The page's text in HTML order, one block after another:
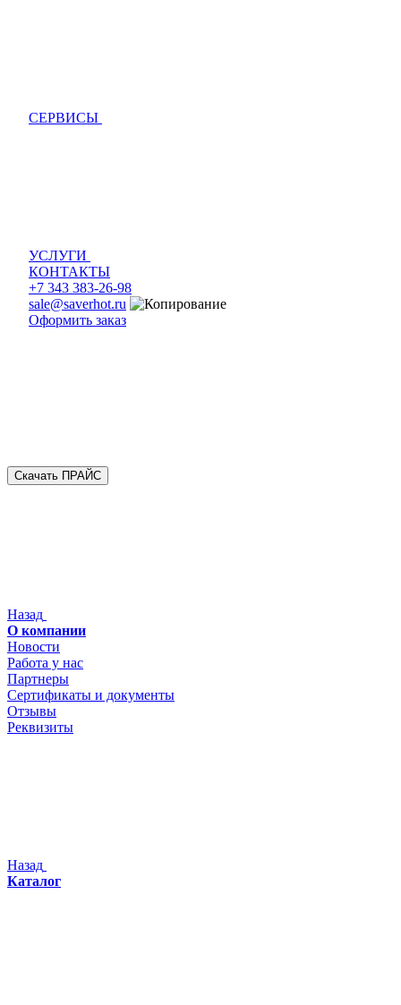
СЕРВИСЫ
УСЛУГИ
КОНТАКТЫ
+7 343 383-26-98
sale@saverhot.ru
Оформить заказ
Скачать ПРАЙС
Назад
О компании
Новости
Работа у нас
Партнеры
Сертификаты и документы
Отзывы
Реквизиты
Назад
Каталог